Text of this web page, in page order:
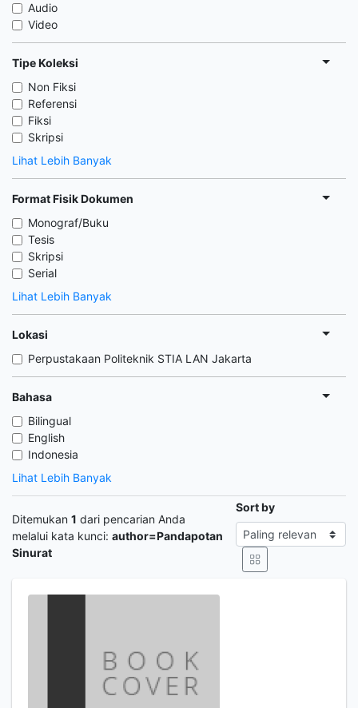
Audio
Video
Tipe Koleksi
Non Fiksi
Referensi
Fiksi
Skripsi
Lihat Lebih Banyak
Format Fisik Dokumen
Monograf/Buku
Tesis
Skripsi
Serial
Lihat Lebih Banyak
Lokasi
Perpustakaan Politeknik STIA LAN Jakarta
Bahasa
Bilingual
English
Indonesia
Lihat Lebih Banyak
Ditemukan 1 dari pencarian Anda
melalui kata kunci: author=Pandapotan
Sinurat
Sort by